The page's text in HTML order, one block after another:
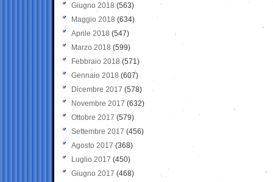
Giugno 2018 (563)
Maggio 2018 (634)
Aprile 2018 (547)
Marzo 2018 (599)
Febbraio 2018 (571)
Gennaio 2018 (607)
Dicembre 2017 (578)
Novembre 2017 (632)
Ottobre 2017 (579)
Settembre 2017 (456)
Agosto 2017 (368)
Luglio 2017 (450)
Giugno 2017 (468)